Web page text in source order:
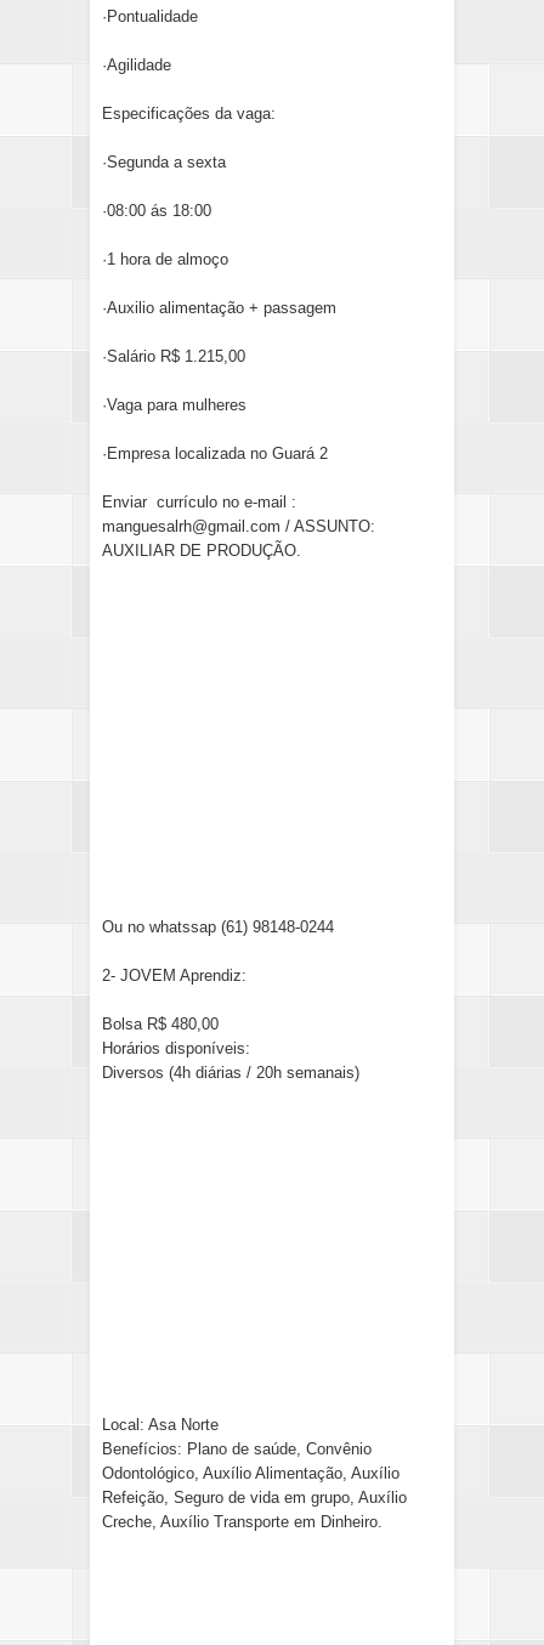
·Pontualidade
·Agilidade
Especificações da vaga:
·Segunda a sexta
·08:00 ás 18:00
·1 hora de almoço
·Auxilio alimentação + passagem
·Salário R$ 1.215,00
·Vaga para mulheres
·Empresa localizada no Guará 2
Enviar currículo no e-mail :
manguesalrh@gmail.com / ASSUNTO:
AUXILIAR DE PRODUÇÃO.
Ou no whatssap (61) 98148-0244
2- JOVEM Aprendiz:
Bolsa R$ 480,00
Horários disponíveis:
Diversos (4h diárias / 20h semanais)
Local: Asa Norte
Benefícios: Plano de saúde, Convênio
Odontológico, Auxílio Alimentação, Auxílio
Refeição, Seguro de vida em grupo, Auxílio
Creche, Auxílio Transporte em Dinheiro.